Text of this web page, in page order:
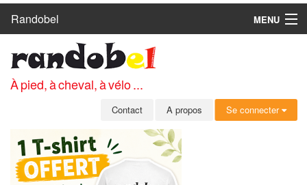
Randobel
MENU
CIRCUITS
CLUBS
MEMBRES
SE CONNECTER
À pied, à cheval, à vélo ...
Contact A propos Se connecter